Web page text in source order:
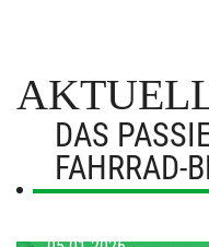
DAS
FAHRRAD-